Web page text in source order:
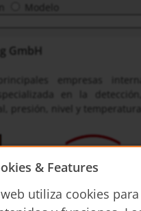
Modelo
GmbH
en la
presión, nivel y temperatura.
& Features
utiliza cookies para